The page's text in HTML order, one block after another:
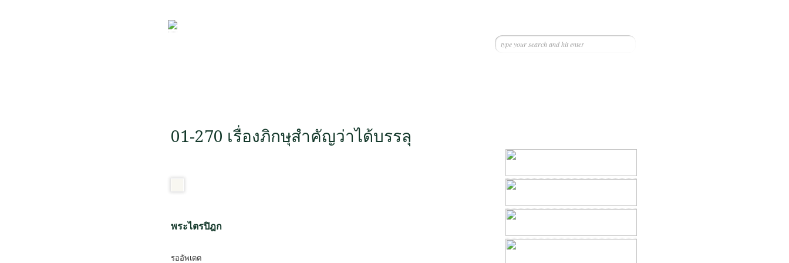
01-270 เรื่องภิกษุสำคัญว่าได้บรรลุ
พระไตรปิฎก
รออัพเดต